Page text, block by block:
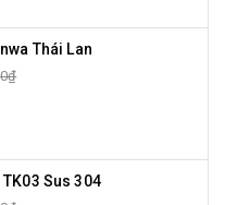
Thái Lan
TK03 Sus 304